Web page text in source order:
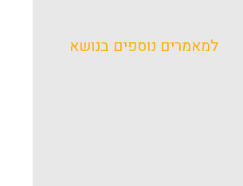
למאמרים נוספים בנושא